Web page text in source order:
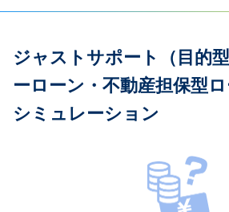
ジャストサポート（目的
ーローン・不動産担保型
シミュレーション